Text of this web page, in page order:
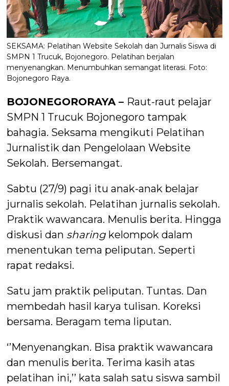
SEKSAMA: Pelatihan Website Sekolah dan Jurnalis Siswa di
SMPN 1 Trucuk, Bojonegoro. Pelatihan berjalan
menyenangkan. Menumbuhkan semangat literasi. Foto:
Bojonegoro Raya.
BOJONEGORORAYA – Raut-raut pelajar
SMPN 1 Trucuk Bojonegoro tampak
bahagia. Seksama mengikuti Pelatihan
Jurnalistik dan Pengelolaan Website
Sekolah. Bersemangat.
Sabtu (27/9) pagi itu anak-anak belajar
jurnalis sekolah. Pelatihan jurnalis sekolah.
Praktik wawancara. Menulis berita. Hingga
diskusi dan sharingkelompok dalam
menentukan tema peliputan. Seperti
rapat redaksi.
Satu jam praktik peliputan. Tuntas. Dan
membedah hasil karya tulisan. Koreksi
bersama. Beragam tema liputan.
‘’Menyenangkan. Bisa praktik wawancara
dan menulis berita. Terima kasih atas
pelatihan ini,’’ kata salah satu siswa sambil